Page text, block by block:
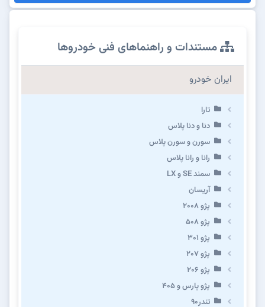
مستندات و راهنماهای فنی خودروها
ایران خودرو
تارا
دنا و دنا پلاس
سورن و سورن پلاس
رانا و رانا پلاس
سمند SE و LX
آریسان
پژو ۲۰۰۸
پژو ۵۰۸
پژو 301
پژو ۲۰۷
پژو ۲۰۶
پژو پارس و ۴۰۵
تندر۹۰